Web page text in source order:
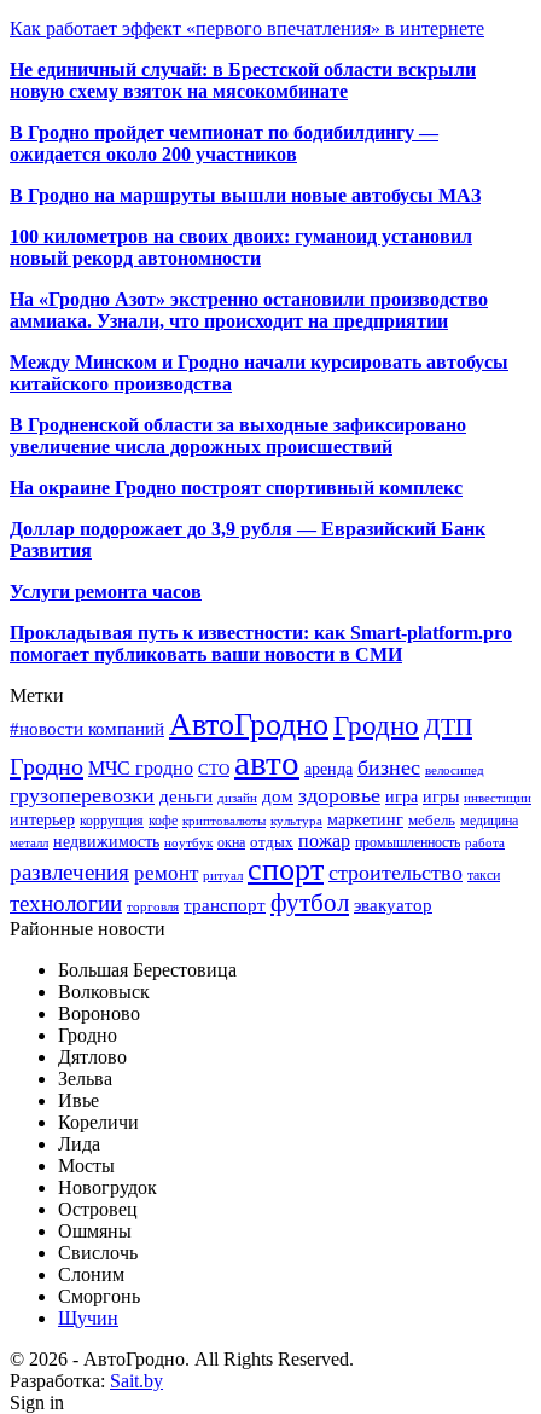
Как работает эффект «первого впечатления» в интернете
Не единичный случай: в Брестской области вскрыли
новую схему взяток на мясокомбинате
В Гродно пройдет чемпионат по бодибилдингу —
ожидается около 200 участников
В Гродно на маршруты вышли новые автобусы МАЗ
100 километров на своих двоих: гуманоид установил
новый рекорд автономности
На «Гродно Азот» экстренно остановили производство
аммиака. Узнали, что происходит на предприятии
Между Минском и Гродно начали курсировать автобусы
китайского производства
В Гродненской области за выходные зафиксировано
увеличение числа дорожных происшествий
На окраине Гродно построят спортивный комплекс
Доллар подорожает до 3,9 рубля — Евразийский Банк
Развития
Услуги ремонта часов
Прокладывая путь к известности: как Smart-platform.pro
помогает публиковать ваши новости в СМИ
Метки
#новости компаний АвтоГродноГродно ДТП
Гродно МЧС гродно СТО авто аренда бизнес велосипед
грузоперевозки деньги дизайн дом здоровье игра игры инвестиции
интерьер коррупция кофе криптовалюты культура маркетинг мебель медицина
металл недвижимость ноутбук окна отдых пожар промышленность работа
развлечения ремонт ритуал спорт строительство такси
технологии торговля транспорт футбол эвакуатор
Районные новости
Большая Берестовица
Волковыск
Вороново
Гродно
Дятлово
Зельва
Ивье
Кореличи
Лида
Мосты
Новогрудок
Островец
Ошмяны
Свислочь
Слоним
Сморгонь
Щучин
© 2026 - АвтоГродно. All Rights Reserved.
Разработка: Sait.by
Sign in